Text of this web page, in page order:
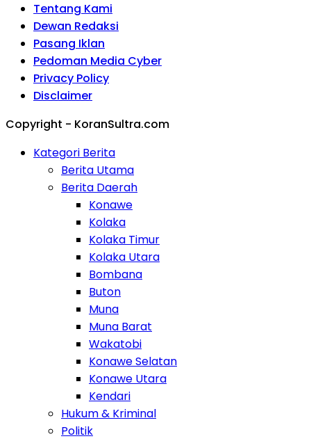
Tentang Kami
Dewan Redaksi
Pasang Iklan
Pedoman Media Cyber
Privacy Policy
Disclaimer
Copyright - KoranSultra.com
Kategori Berita
Berita Utama
Berita Daerah
Konawe
Kolaka
Kolaka Timur
Kolaka Utara
Bombana
Buton
Muna
Muna Barat
Wakatobi
Konawe Selatan
Konawe Utara
Kendari
Hukum & Kriminal
Politik